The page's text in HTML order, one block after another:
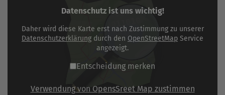
Datenschutz ist uns wichtig!
Daher wird diese Karte erst nach Zustimmung zu unserer
Datenschutzerklärung durch den OpenStreetMap Service
angezeigt.
Entscheidung merken
Verwendung von OpensSreet Map zustimmen